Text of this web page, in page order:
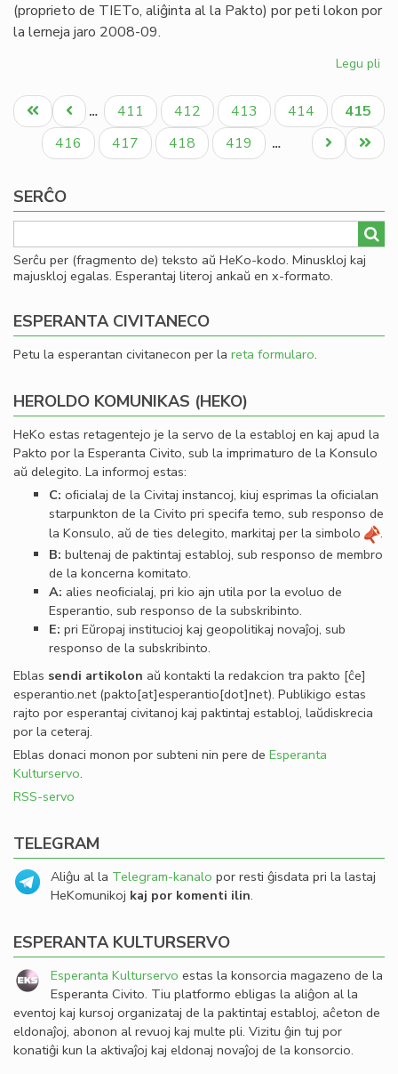
(proprieto de TIETo, aliĝinta al la Pakto) por peti lokon por
la lerneja jaro 2008-09.
Legu pli
de
la
en
Pagination
Unua
paĝo
Antaŭa
paĝo
… Paĝo
411 Paĝo
412 Paĝo
413 Paĝo
414
Aktuala
paĝo
415
Paĝo
416 Paĝo
417 Paĝo
418 Paĝo
419 …
Last
page
Next
page
SERĈO
Serĉu per (fragmento de) teksto aŭ HeKo-kodo. Minuskloj kaj
majuskloj egalas. Esperantaj literoj ankaŭ en x-formato.
ESPERANTA CIVITANECO
Petu la esperantan civitanecon per la reta formularo.
HEROLDO KOMUNIKAS (HEKO)
HeKo estas retagentejo je la servo de la establoj en kaj apud la
Pakto por la Esperanta Civito, sub la imprimaturo de la Konsulo
aŭ delegito. La informoj estas:
C: oﬁcialaj de la Civitaj instancoj, kiuj esprimas la oﬁcialan
starpunkton de la Civito pri specifa temo, sub responso de
la Konsulo, aŭ de ties delegito, markitaj per la simbolo
.
B: bultenaj de paktintaj establoj, sub responso de membro
de la koncerna komitato.
A: alies neoﬁcialaj, pri kio ajn utila por la evoluo de
Esperantio, sub responso de la subskribinto.
E: pri Eŭropaj institucioj kaj geopolitikaj novaĵoj, sub
responso de la subskribinto.
Eblas sendi artikolon aŭ kontakti la redakcion tra pakto [ĉe]
esperantio.net(pakto[at]esperantio[dot]net). Publikigo estas
rajto por esperantaj civitanoj kaj paktintaj establoj, laŭdiskrecia
por la ceteraj.
Eblas donaci monon por subteni nin pere de Esperanta
Kulturservo.
RSS-servo
TELEGRAM
Aliĝu al la Telegram-kanalo por resti ĝisdata pri la lastaj
HeKomunikoj kaj por komenti ilin.
ESPERANTA KULTURSERVO
Esperanta Kulturservo estas la konsorcia magazeno de la
Esperanta Civito. Tiu platformo ebligas la aliĝon al la
eventoj kaj kursoj organizataj de la paktintaj establoj, aĉeton de
eldonaĵoj, abonon al revuoj kaj multe pli. Vizitu ĝin tuj por
konatiĝi kun la aktivaĵoj kaj eldonaj novaĵoj de la konsorcio.